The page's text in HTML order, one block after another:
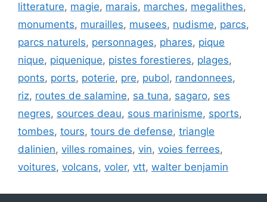
litterature, magie, marais, marches, megalithes,
monuments, murailles, musees, nudisme, parcs,
parcs naturels, personnages, phares, pique
nique, piquenique, pistes forestieres, plages,
ponts, ports, poterie, pre, pubol, randonnees,
riz, routes de salamine, sa tuna, sagaro, ses
negres, sources deau, sous marinisme, sports,
tombes, tours, tours de defense, triangle
dalinien, villes romaines, vin, voies ferrees,
voitures, volcans, voler, vtt, walter benjamin